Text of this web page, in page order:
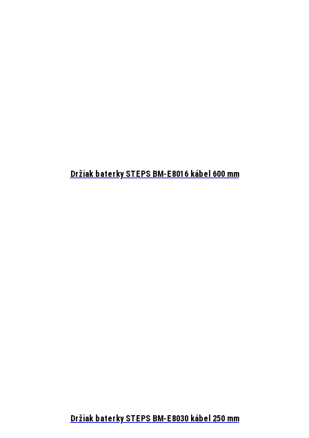
Držiak baterky STEPS BM-E8016 kábel 600 mm
Držiak baterky STEPS BM-E8030 kábel 250 mm